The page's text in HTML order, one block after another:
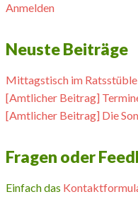
Anmelden
Neuste Beiträge
Mittagstisch im Ratsstüble
[Amtlicher Beitrag]
[Amtlicher Beitrag] Die
Fragen oder
Einfach das